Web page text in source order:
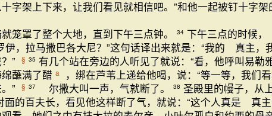
字架上下来，让我们看见就相信吧。”和他一起被钉十字架
笼罩了整个大地，直到下午三点钟。 34 下午三点的时候
伊，拉马撒巴各大尼？”这句话译出来就是：“我的 真主，
”
§ 35 有几个站在旁边的人听见了就说：“看，他呼叫易勒
蘸满了醋 a
，绑在芦苇上递给他喝，说：“等一等，我们
”
§ 37 尔撒大叫一声，气就断了。 38 圣殿里的幔子，从
面的百夫长，看见他这样断了气，就说：“这个人真是 真主